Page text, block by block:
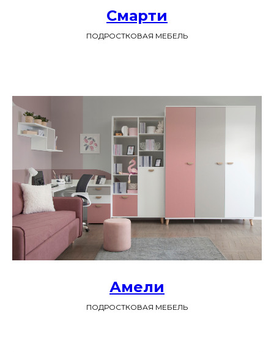
Смарти
ПОДРОСТКОВАЯ МЕБЕЛЬ
Амели
ПОДРОСТКОВАЯ МЕБЕЛЬ